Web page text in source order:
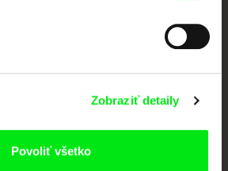
Zobraziť detaily
Povoliť všetko
filmu združených pod Doc Alliance.